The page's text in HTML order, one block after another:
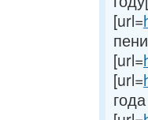
[url=
[url=
[url=